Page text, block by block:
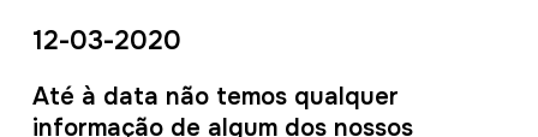
12-03-2020
Até à data não temos qualquer
informação de algum dos nossos